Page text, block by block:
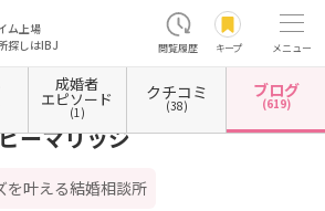
ム上場
探しはIBJ
閲覧履歴 キープ メニュー
神奈川県横浜市 神奈川県横浜市西区 アロハハッピー
ーマリッジ
を叶える結婚相談所
成婚者
エピソード
(1)
クチコミ
(38)
ブログ
(619)